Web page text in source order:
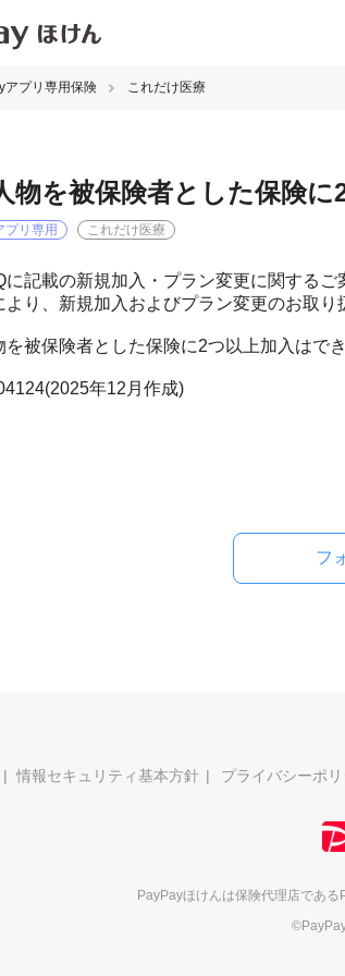
アプリ専用保険 これだけ医療
物を被保険者とした保険
プリ専用 これだけ医療
記載の新規加入・プラン変更に関する
より、新規加入およびプラン変更のお取
を被保険者とした保険に2つ以上加入はで
年12月作成)
フ
情報セキュリティ基本方針 プライバシーポ
PayPayほけんは保険代理店である